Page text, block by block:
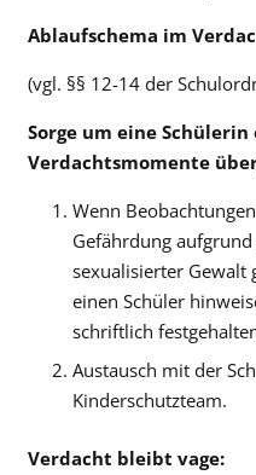
Ablaufschema im
(vgl. §§ 12-14 der
Sorge um eine
Verdachtsmomente
Wenn
Gefährdung
sexualisierter Gewalt
einen Schüler
schriftlich
Austausch mit der
Kinderschutzteam.
Verdacht bleibt vage: